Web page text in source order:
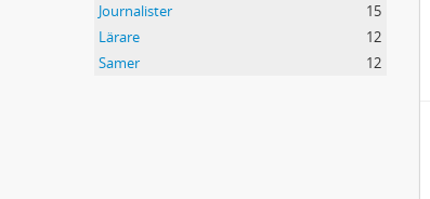
Journalister
15
Lärare
12
Samer
12